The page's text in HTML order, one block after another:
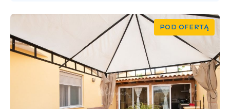
POD OFERTĄ